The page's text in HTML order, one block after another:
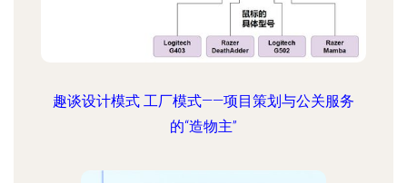
趣谈设计模式 工厂模式——项目策划与公关服务
的“造物主”